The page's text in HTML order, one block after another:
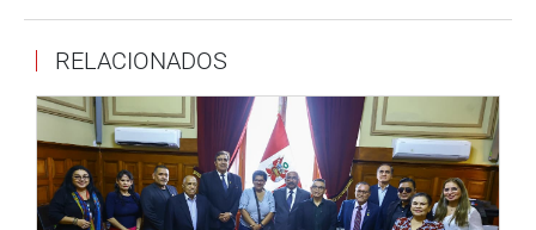
Lima, 14 de julio de 2021
PRENSA CONGRESO
RELACIONADOS